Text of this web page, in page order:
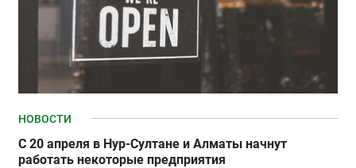
НОВОСТИ
С 20 апреля в Нур-Султане и Алматы начнут
работать некоторые предприятия